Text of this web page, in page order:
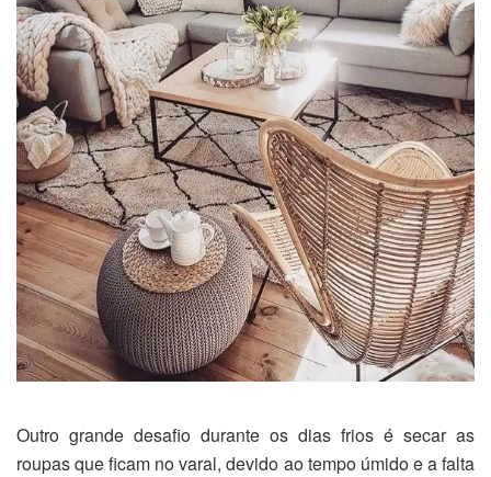
Outro grande desafio durante os dias frios é secar as
roupas que ficam no varal, devido ao tempo úmido e a falta